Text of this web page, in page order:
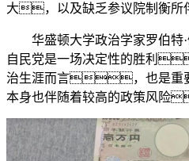
大，以及缺乏参议院制衡
华盛顿大学政治学家罗伯
自民党是一场决定性的胜利
治生涯而言，也是重
本身也伴随着较高的政策风